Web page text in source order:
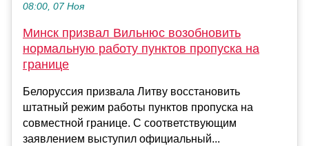
08:00, 07 Ноя
Минск призвал Вильнюс возобновить
нормальную работу пунктов пропуска на
границе
Белоруссия призвала Литву восстановить
штатный режим работы пунктов пропуска на
совместной границе. С соответствующим
заявлением выступил официальный...